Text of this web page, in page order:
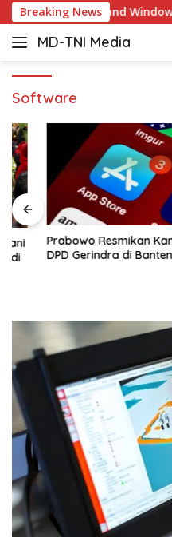
Skip
to
content
Breaking News
macOS and Windows 10
MD-TNI Media
Software
Prabowo Resmikan Kantor
DPD Gerindra di Banten